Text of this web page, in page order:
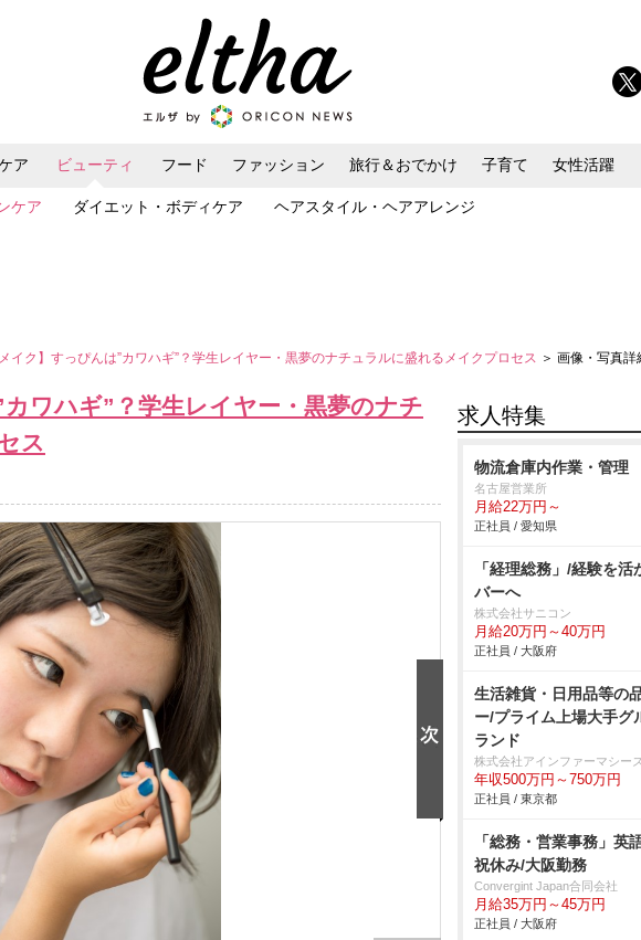
ア ビューティ
ケア ダイエット・ボディケア ヘアスタイル・ヘアアレンジ
フード ファッション 旅行＆おでかけ 子育て 女性活躍
イク】すっぴんは”カワハギ”？学生レイヤー・黒夢のナチュラルに盛れるメイクプロセス ＞ 画像・写真詳
ワハギ”？学生レイヤー・黒夢のナチ
ス
求人特集
物流倉庫内作業・管理
名古屋営業所
月給22万円～
正社員 / 愛知県
「経理総務」/経験を
バーへ
株式会社サニコン
月給20万円～40万円
正社員 / 大阪府
生活雑貨・日用品等の
ー/プライム上場大手グ
ランド
株式会社アインファーマシー
年収500万円～750万円
正社員 / 東京都
「総務・営業事務」英
祝休み/大阪勤務
Convergint Japan合同会社
月給35万円～45万円
正社員 / 大阪府